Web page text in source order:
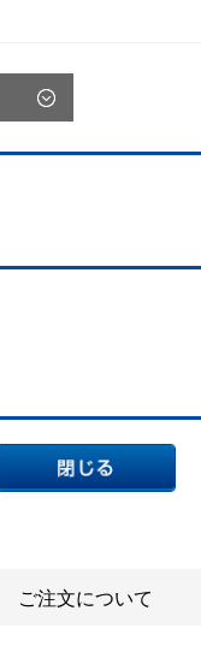
ご注文について